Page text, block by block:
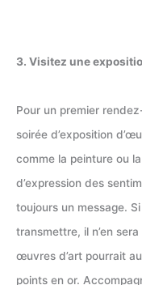
3. Visitez une
Pour un premier
soirée d’exposition
comme la peinture ou
d’expression des
toujours un message.
transmettre, il n’en
œuvres d’art pourrait
points en or.